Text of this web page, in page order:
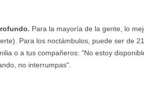
Para la mayoría de la gente, lo
Para los noctámbulos, puede ser de
o a tus compañeros: "No estoy
no interrumpas".